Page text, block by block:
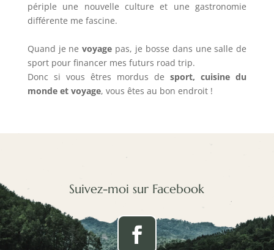
périple une nouvelle culture et une gastronomie
différente me fascine.
Quand je nevoyage pas, je bosse dans une salle de
sport pour financer mes futurs road trip.
Donc si vous êtres mordus desport, cuisine du
monde et voyage, vous êtes au bon endroit !
Suivez-moi sur Facebook